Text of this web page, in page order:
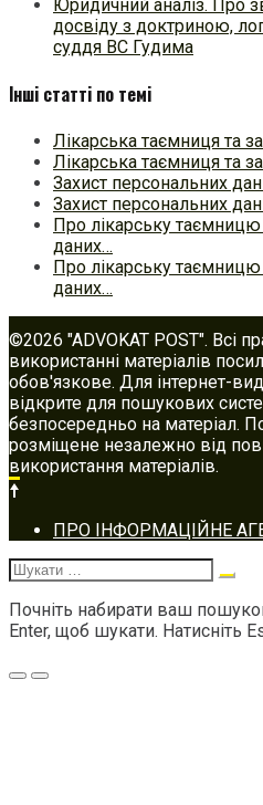
Юридичний аналіз. Про
досвіду з доктриною,
суддя ВС Гудима
Інші статті по темі
Лікарська таємниця та
Лікарська таємниця та
Захист персональних
Захист персональних
Про лікарську
даних…
Про лікарську
даних…
©2026 "ADVOKAT POST". Всі
використанні матеріалів
обов'язкове. Для інтернет-
відкрите для пошукових
безпосередньо на матеріал.
розміщене незалежно від
використання матеріалів.
Footer
navigation
ПРО ІНФОРМАЦІЙНЕ
Шукати:
Почніть набирати ваш
Enter, щоб шукати. Натисніть
Меню